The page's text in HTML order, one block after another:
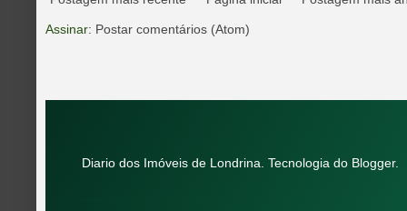
Assinar: Postar comentários (Atom)
Diario dos Imóveis de Londrina. Tecnologia do Blogger.